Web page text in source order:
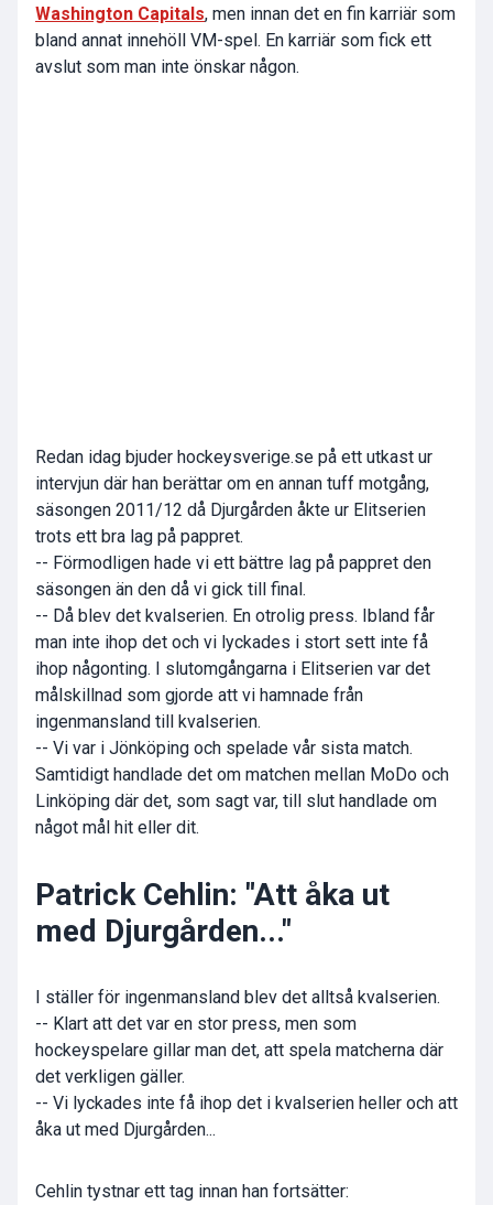
Washington Capitals, men innan det en fin karriär som
bland annat innehöll VM-spel. En karriär som fick ett
avslut som man inte önskar någon.
Redan idag bjuder hockeysverige.se på ett utkast ur
intervjun där han berättar om en annan tuff motgång,
säsongen 2011/12 då Djurgården åkte ur Elitserien
trots ett bra lag på pappret.
-- Förmodligen hade vi ett bättre lag på pappret den
säsongen än den då vi gick till final.
-- Då blev det kvalserien. En otrolig press. Ibland får
man inte ihop det och vi lyckades i stort sett inte få
ihop någonting. I slutomgångarna i Elitserien var det
målskillnad som gjorde att vi hamnade från
ingenmansland till kvalserien.
-- Vi var i Jönköping och spelade vår sista match.
Samtidigt handlade det om matchen mellan MoDo och
Linköping där det, som sagt var, till slut handlade om
något mål hit eller dit.
Patrick Cehlin: "Att åka ut
med Djurgården..."
I ställer för ingenmansland blev det alltså kvalserien.
-- Klart att det var en stor press, men som
hockeyspelare gillar man det, att spela matcherna där
det verkligen gäller.
-- Vi lyckades inte få ihop det i kvalserien heller och att
åka ut med Djurgården...
Cehlin tystnar ett tag innan han fortsätter: